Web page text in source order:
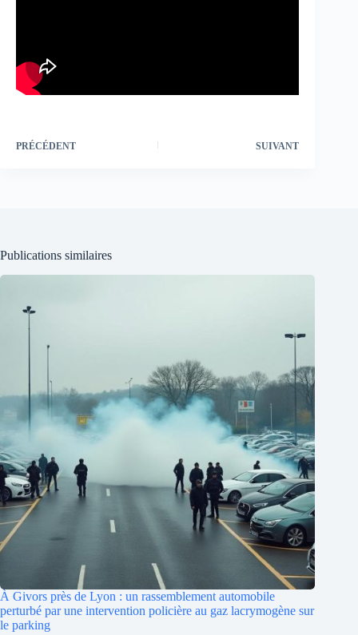
PRÉCÉDENT SUIVANT
Publications similaires
À Givors près de Lyon : un rassemblement automobile
perturbé par une intervention policière au gaz lacrymogène sur
le parking